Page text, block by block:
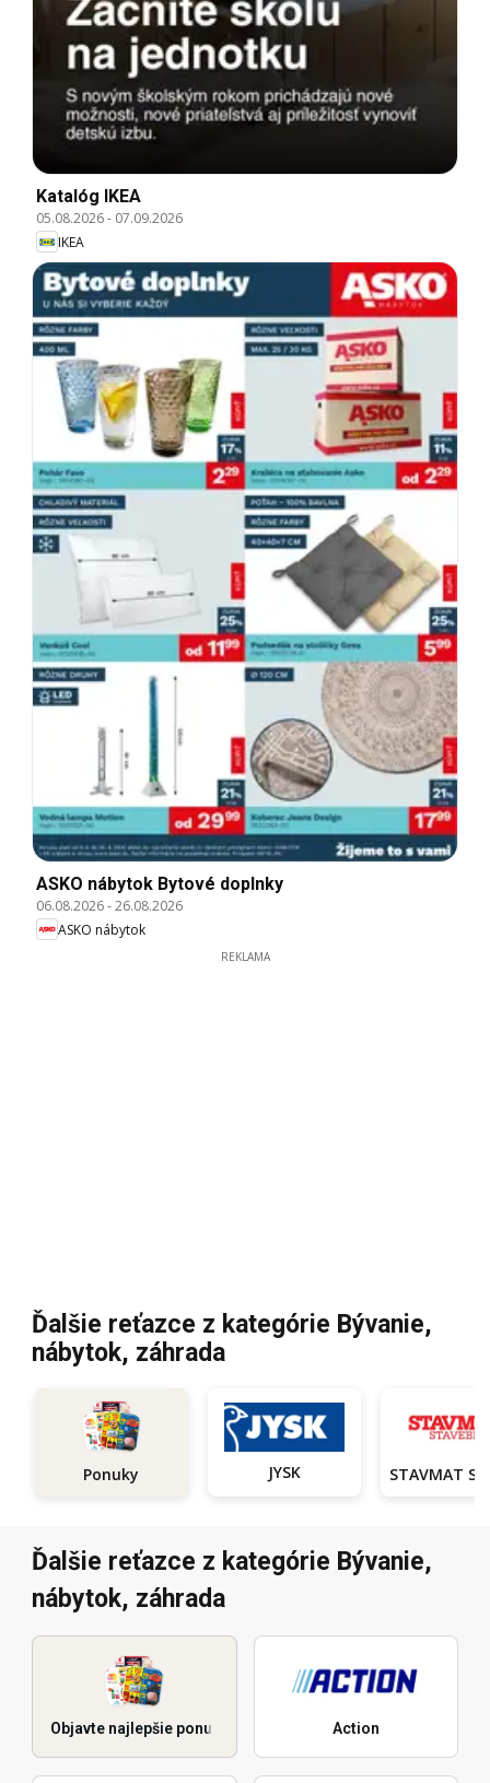
Katalóg IKEA
05.08.2026- 07.09.2026
IKEA
ASKO nábytok Bytové doplnky
06.08.2026-26.08.2026
ASKO nábytok
REKLAMA
Ďalšie reťazce z kategórie Bývanie,
nábytok, záhrada
Ponuky JYSK
Ďalšie reťazce z kategórie Bývanie,
nábytok, záhrada
Objavte najlepšie ponuky Action